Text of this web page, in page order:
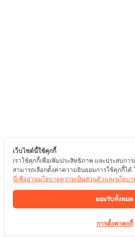
เว็บไซต์นี้ใช้คุกกี้
เราใช้คุกกี้เพื่อเพิ่มประสิทธิภาพ และประสบก
สามารถเลือกตั้งค่าความยินยอมการใช้คุกกี้ได้
นี่เพื่ออ่านนโยบายความเป็นส่วนตัวและนโยบ
ยอมรับทั้งหมด
การตั้งค่าคุกกี้